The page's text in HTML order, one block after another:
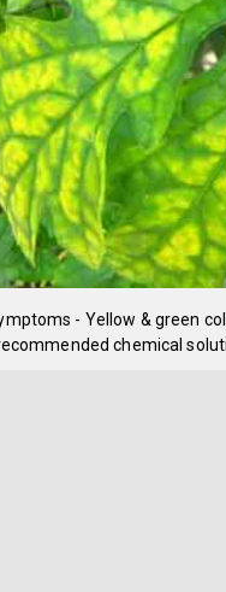
- Yellow & green
chemical